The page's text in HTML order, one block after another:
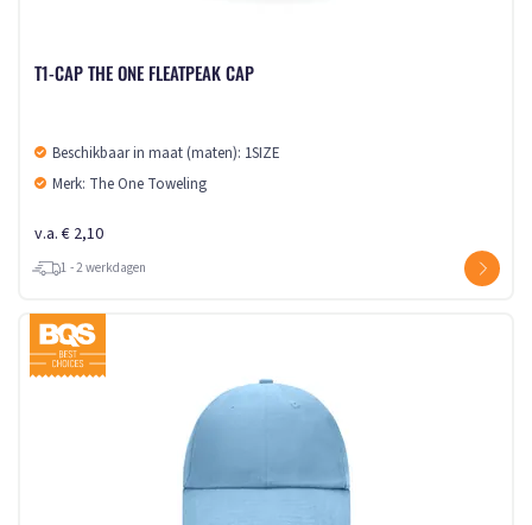
T1-CAP THE ONE FLEATPEAK CAP
Beschikbaar in maat (maten): 1SIZE
Merk: The One Toweling
v.a. € 2,10
1 - 2 werkdagen